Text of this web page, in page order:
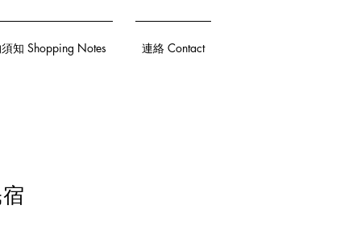
知 Shopping Notes 連絡 Contact